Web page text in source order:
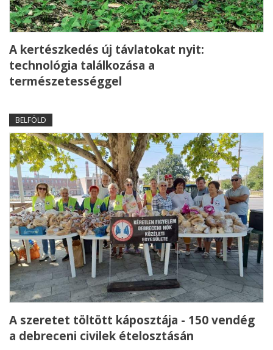
A kertészkedés új távlatokat nyit:
technológia találkozása a
természetességgel
BELFÖLD
A szeretet töltött káposztája - 150 vendég
a debreceni civilek ételosztásán